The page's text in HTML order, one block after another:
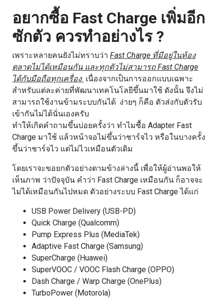
อยากซื้อ Fast Charge เพิ่มอีก
ซักตัว ควรทำอย่างไร ?
เพราะหลายคนยังไม่ทราบว่า Fast Charge ที่มีอยู่ในท้อง
ตลาดไม่ได้เหมือนกัน และทุกตัวไม่สามารถ Fast Charge
ได้กับมือถือทุกเครื่อง เนื่องจากเป็นการออกแบบเฉพาะ
สำหรับแต่ละค่ายที่พัฒนาเทคโนโลยีขึ้นมาใช้ ดังนั้น จึงไม่
สามารถใช้งานข้ามระบบกันได้ ง่ายๆ ก็คือ ตัวส่งกับตัวรับ
เข้ากันไม่ได้นั่นเองครับ
ทำให้เกิดคำถามขึ้นบ่อยครั้งว่า ทำไมซื้อ Adapter Fast
Charge มาใช้ แล้วหน้าจอไม่ขึ้นว่าชาร์จไว หรือในบางครั้ง
ขึ้นว่าชาร์จไว แต่ไม่ไวเหมือนตัวเดิม
โดยเราจะขอยกตัวอย่างตามข้างล่างนี้ เพื่อให้ผู้อ่านพอให้
เห็นภาพ ว่าปัจจุบัน คำว่า Fast Charge เหมือนกัน ก็อาจจะ
ไม่ได้เหมือนกันไปหมด ตัวอย่างระบบ Fast Charge ได้แก่
USB Power Delivery (USB-PD)
Quick Charge (Qualcomm)
Pump Express Plus (MediaTek)
Adaptive Fast Charge (Samsung)
SuperCharge (Huawei)
SuperVOOC / VOOC Flash Charge (OPPO)
Dash Charge / Warp Charge (OnePlus)
TurboPower (Motorola)